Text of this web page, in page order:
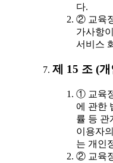
다.
② 교육
가사항
서비스
제 15 조 (
① 교육
에 관한
률 등 관
이용자
는 개인
② 교육